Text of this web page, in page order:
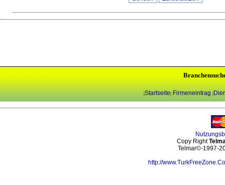
|Startseite| Firmeneintrag |
Copy Right
Telmar©-1997-
http://